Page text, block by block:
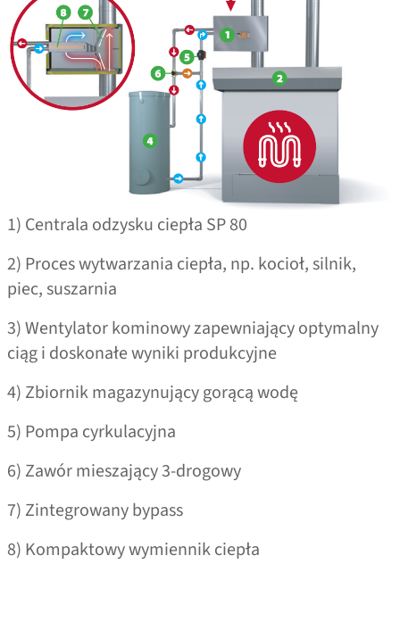
1) Centrala odzysku ciepła SP 80
2) Proces wytwarzania ciepła, np. kocioł, silnik,
piec, suszarnia
3) Wentylator kominowy zapewniający optymalny
ciąg i doskonałe wyniki produkcyjne
4) Zbiornik magazynujący gorącą wodę
5) Pompa cyrkulacyjna
6) Zawór mieszający 3‑drogowy
7) Zintegrowany bypass
8) Kompaktowy wymiennik ciepła